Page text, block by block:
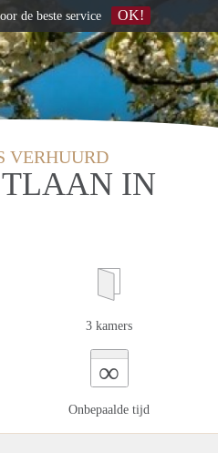
VERHUURD
IN
3 kamers
∞
Onbepaalde tijd
de beste service OK!